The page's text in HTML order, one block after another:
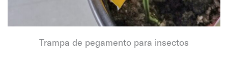
Trampa de pegamento para insectos